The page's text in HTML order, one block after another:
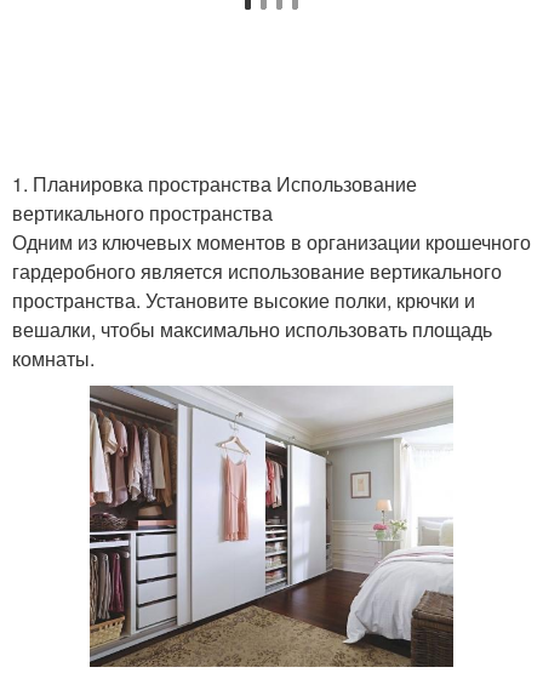
1. Планировка пространства Использование
вертикального пространства
Одним из ключевых моментов в организации крошечного
гардеробного является использование вертикального
пространства. Установите высокие полки, крючки и
вешалки, чтобы максимально использовать площадь
комнаты.